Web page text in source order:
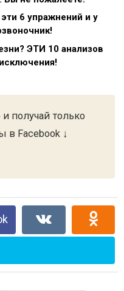
6 упражнений и у
ЭТИ 10 анализов
получай только
в Facebook ↓